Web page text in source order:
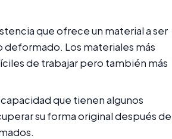
que ofrece un material a ser
deformado. Los materiales más
de trabajar pero también más
capacidad que tienen algunos
su forma original después de